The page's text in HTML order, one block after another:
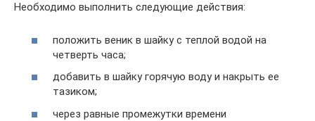
Необходимо выполнить следующие действия:
положить веник в шайку с теплой водой на
четверть часа;
добавить в шайку горячую воду и накрыть ее
тазиком;
через равные промежутки времени